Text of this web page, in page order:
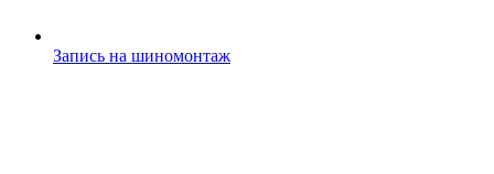
Запись на шиномонтаж